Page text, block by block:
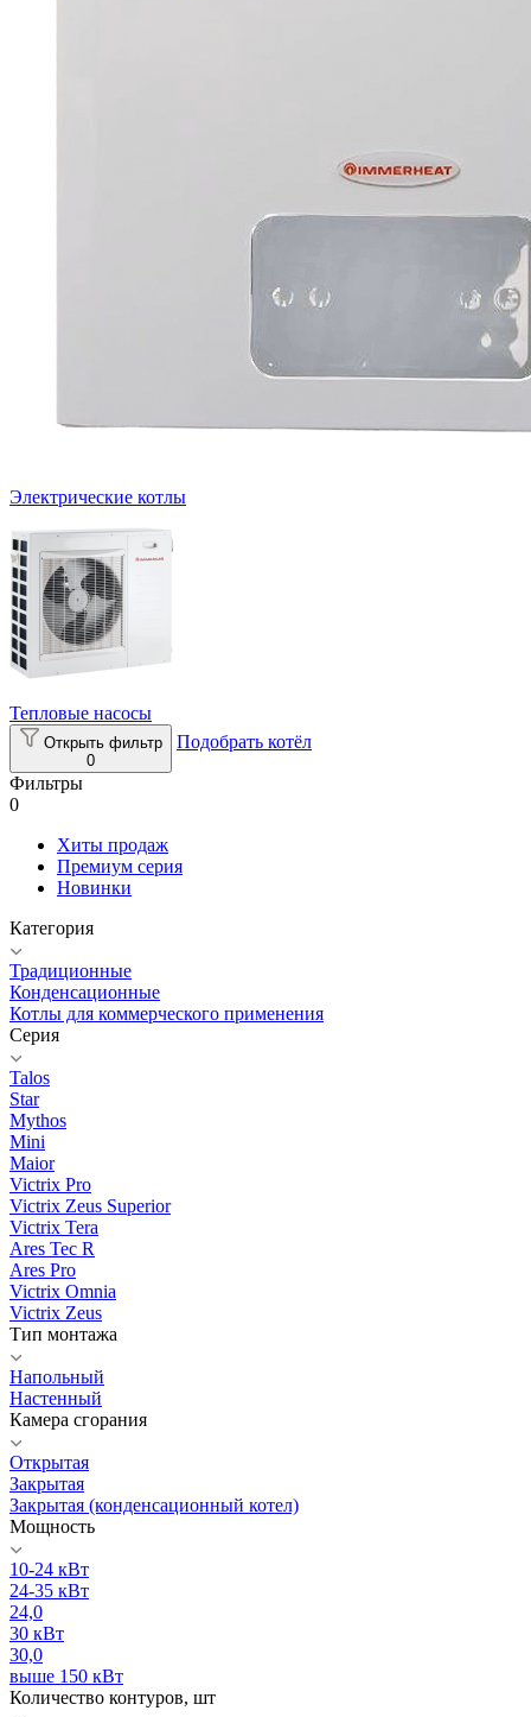
Электрические котлы
Тепловые насосы
Открыть фильтр
0
Подобрать котёл
Фильтры
0
Хиты продаж
Премиум серия
Новинки
Категория
Традиционные
Конденсационные
Котлы для коммерческого применения
Серия
Talos
Star
Mythos
Mini
Maior
Victrix Pro
Victrix Zeus Superior
Victrix Tera
Ares Tec R
Ares Pro
Victrix Omnia
Victrix Zeus
Тип монтажа
Напольный
Настенный
Камера сгорания
Открытая
Закрытая
Закрытая (конденсационный котел)
Мощность
10-24 кВт
24-35 кВт
24,0
30 кВт
30,0
выше 150 кВт
Количество контуров, шт